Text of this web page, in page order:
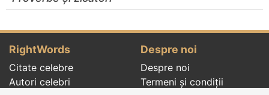
RightWords
Citate celebre
Autori celebri
Despre noi
Despre noi
Termeni și condiții